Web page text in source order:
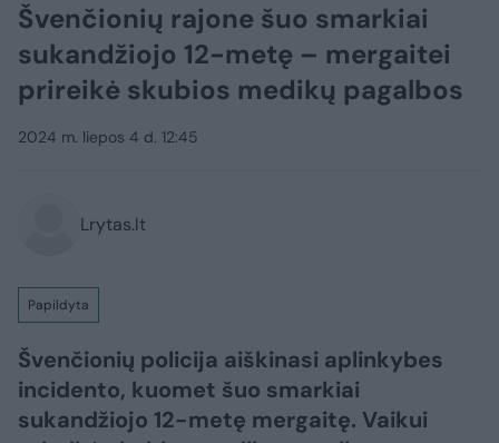
Švenčionių rajone šuo smarkiai
sukandžiojo 12-metę – mergaitei
prireikė skubios medikų pagalbos
2024 m. liepos 4 d. 12:45
Lrytas.lt
Papildyta
Švenčionių policija aiškinasi aplinkybes
incidento, kuomet šuo smarkiai
sukandžiojo 12-metę mergaitę. Vaikui